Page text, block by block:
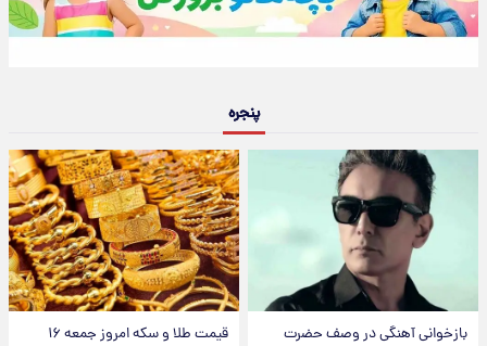
پنجره
بازخوانی آهنگی در وصف حضرت
قیمت طلا و سکه امروز جمعه ۱۶